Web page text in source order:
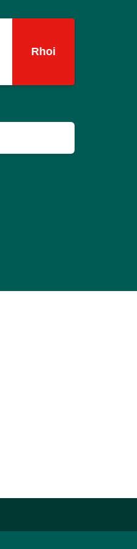
Rhoi